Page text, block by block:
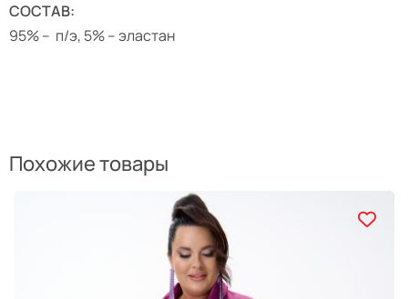
СОСТАВ:
95% – п/э, 5% – эластан
Похожие товары